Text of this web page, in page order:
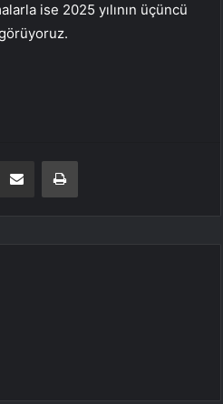
ise 2025 yılının üçüncü
E-Posta ile paylaş Yazdır